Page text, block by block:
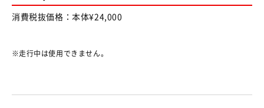
消費税抜価格：本体¥24,000
走行中は使用できません。